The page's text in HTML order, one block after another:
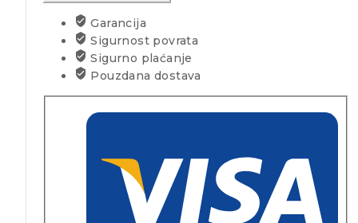
Garancija
Sigurnost povrata
Sigurno plaćanje
Pouzdana dostava